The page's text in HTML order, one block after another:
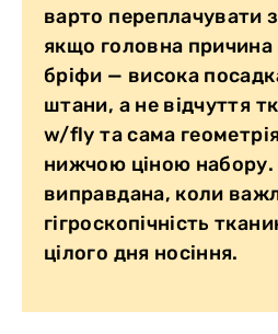
варто переплачувати
якщо головна
бріфи — висока
штани, а не відчуття
w/fly та сама
нижчою ціною
виправдана, коли
гігроскопічність
цілого дня носіння.